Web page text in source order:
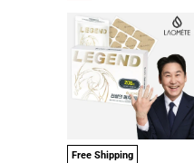
Free Shipping